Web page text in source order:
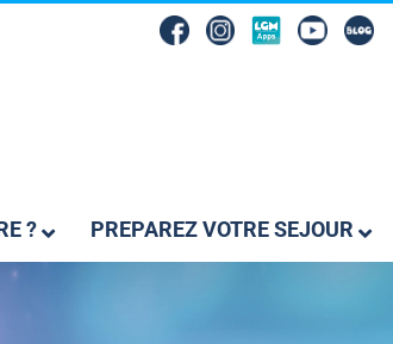
? PREPAREZ VOTRE SEJOUR